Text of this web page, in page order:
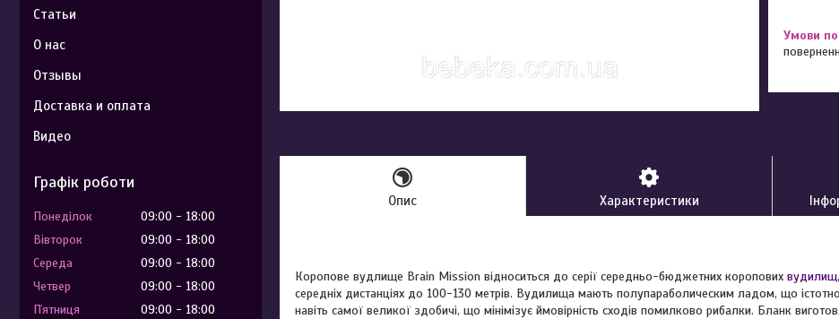
Опис Характеристики
Коропове вудлище Brain Mission відноситься до серії середньо-бюджетних коропових вудилищ
середніх дистанціях до 100-130 метрів. Вудилища мають полупараболическим ладом, що
навіть самої великої здобичі, що мінімізує ймовірність сходів помилково рибалки. Бланк
Статьи
О нас
Отзывы
Доставка и оплата
Видео
Графік роботи
Понеділок 09:00
18:00
Вівторок
09:00
18:00
Середа
09:00
18:00
Четвер
09:00
18:00
Пʼятниця
09:00
18:00